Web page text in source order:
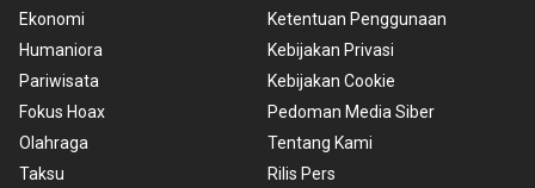
Ekonomi
Humaniora
Pariwisata
Fokus Hoax
Olahraga
Taksu
Ketentuan Penggunaan
Kebijakan Privasi
Kebijakan Cookie
Pedoman Media Siber
Tentang Kami
Rilis Pers